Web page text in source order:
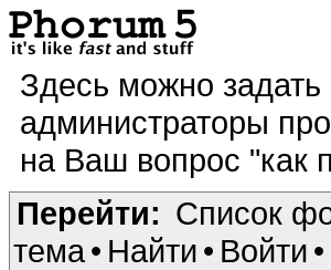
Здесь можно
администраторы
на Ваш вопрос "как
Перейти: Список
тема• Найти • Войти •